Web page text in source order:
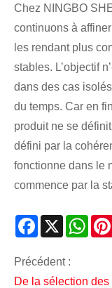
Chez NINGBO
continuons à
les rendant plus
stables. L’objectif
dans des cas
du temps. Car en
produit ne se
défini par la
fonctionne dans le
commence par la
Facebook
X
Précédent :
De la sélection